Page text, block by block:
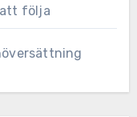
att följa